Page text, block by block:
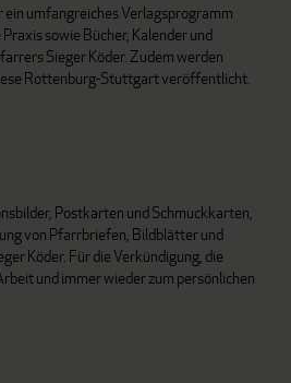
umfangreiches Verlagsprogramm
sowie Bücher, Kalender und
Sieger Köder. Zudem werden
Rottenburg-Stuttgart veröffentlicht.
Postkarten und Schmuckkarten,
von Pfarrbriefen, Bildblätter und
Köder. Für die Verkündigung, die
und immer wieder zum persönlichen